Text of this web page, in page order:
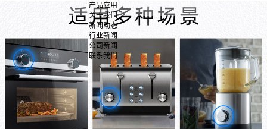
产品应用
关于我们
新闻动态
行业新闻
公司新闻
联系我们